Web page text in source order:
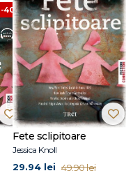
-40%
Fete sclipitoare
Jessica Knoll
29.94 lei 49.90 lei